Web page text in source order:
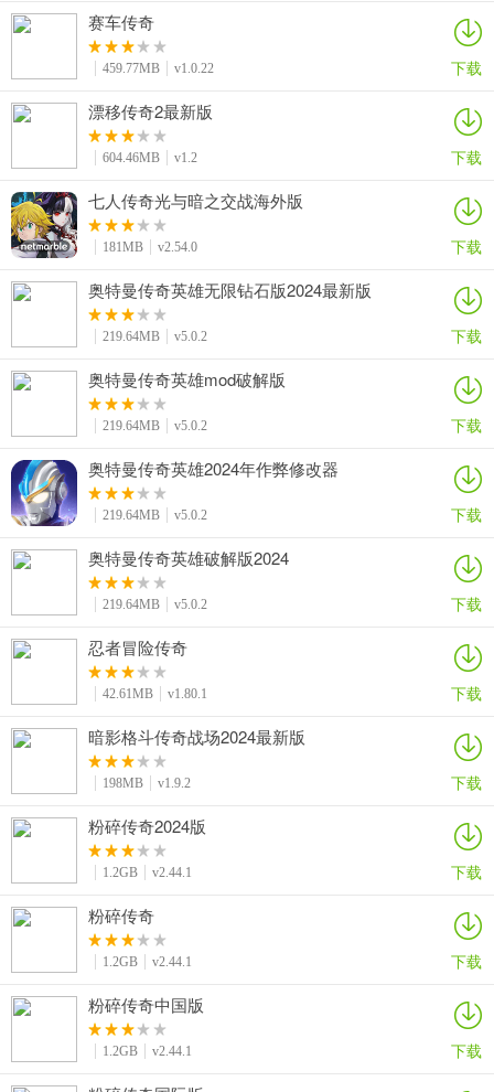
赛车传奇
459.77MB v1.0.22 下载
漂移传奇2最新版
604.46MB v1.2 下载
七人传奇光与暗之交战海外版
181MB v2.54.0 下载
奥特曼传奇英雄无限钻石版2024最新版
219.64MB v5.0.2 下载
奥特曼传奇英雄mod破解版
219.64MB v5.0.2 下载
奥特曼传奇英雄2024年作弊修改器
219.64MB v5.0.2 下载
奥特曼传奇英雄破解版2024
219.64MB v5.0.2 下载
忍者冒险传奇
42.61MB v1.80.1 下载
暗影格斗传奇战场2024最新版
198MB v1.9.2 下载
粉碎传奇2024版
1.2GB v2.44.1 下载
粉碎传奇
1.2GB v2.44.1 下载
粉碎传奇中国版
1.2GB v2.44.1 下载